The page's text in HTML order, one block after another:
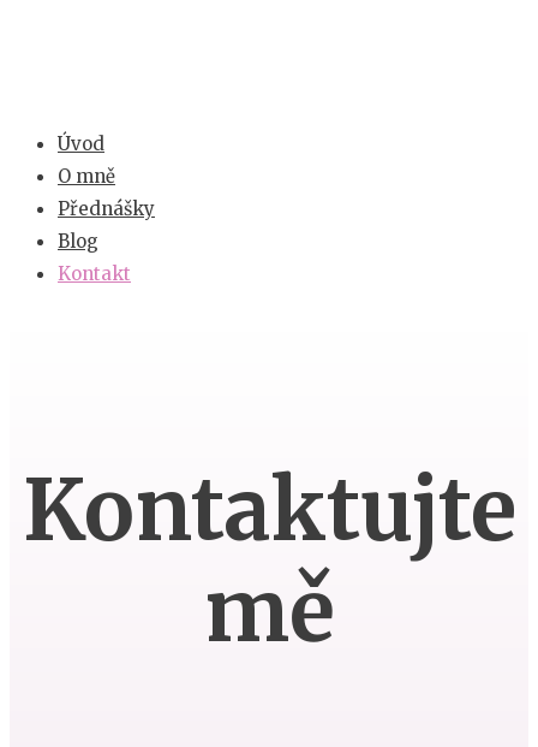
Úvod
O mně
Přednášky
Blog
Kontakt
Kontaktujte
mě